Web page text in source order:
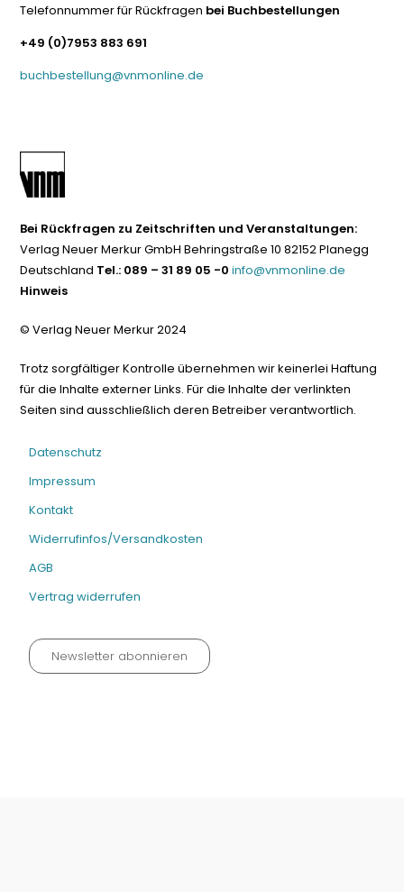
Telefonnummer für Rückfragen bei Buchbestellungen
+49 (0)7953 883 691
buchbestellung@vnmonline.de
Bei Rückfragen zu Zeitschriften und Veranstaltungen:
Verlag Neuer Merkur GmbH Behringstraße 10 82152 Planegg
Deutschland Tel.: 089 – 31 89 05 -0 info@vnmonline.de
Hinweis
© Verlag Neuer Merkur 2024
Trotz sorgfältiger Kontrolle übernehmen wir keinerlei Haftung
für die Inhalte externer Links. Für die Inhalte der verlinkten
Seiten sind ausschließlich deren Betreiber verantwortlich.
Datenschutz
Impressum
Kontakt
Widerrufinfos/Versandkosten
AGB
Vertrag widerrufen
Newsletter abonnieren